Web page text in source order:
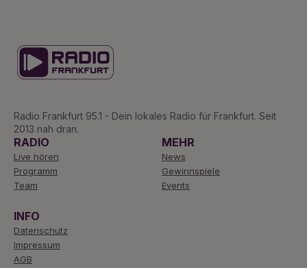
Radio Frankfurt 95.1 - Dein lokales Radio für Frankfurt. Seit
2013 nah dran.
RADIO
Live hören
Programm
Team
MEHR
News
Gewinnspiele
Events
INFO
Datenschutz
Impressum
AGB